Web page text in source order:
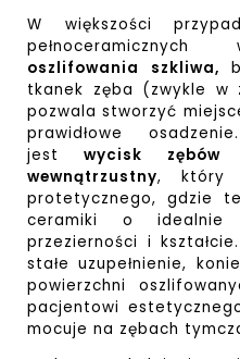
W większości
oszlifowania szkliwa,
tkanek zęba (zwykle w
pozwala stworzyć
prawidłowe
jest
wycisk zębów
wewnątrzustny, który
protetycznego, gdzie
ceramiki o idealnie
przezierności i
stałe uzupełnienie,
powierzchni
pacjentowi
mocuje na zębach